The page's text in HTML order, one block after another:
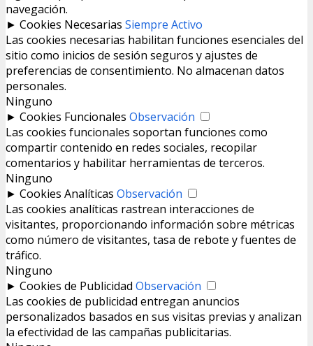
navegación.
► Cookies Necesarias Siempre Activo
Las cookies necesarias habilitan funciones esenciales del
sitio como inicios de sesión seguros y ajustes de
preferencias de consentimiento. No almacenan datos
personales.
Ninguno
► Cookies Funcionales Observación
Las cookies funcionales soportan funciones como
compartir contenido en redes sociales, recopilar
comentarios y habilitar herramientas de terceros.
Ninguno
► Cookies Analíticas Observación
Las cookies analíticas rastrean interacciones de
visitantes, proporcionando información sobre métricas
como número de visitantes, tasa de rebote y fuentes de
tráfico.
Ninguno
► Cookies de Publicidad Observación
Las cookies de publicidad entregan anuncios
personalizados basados en sus visitas previas y analizan
la efectividad de las campañas publicitarias.